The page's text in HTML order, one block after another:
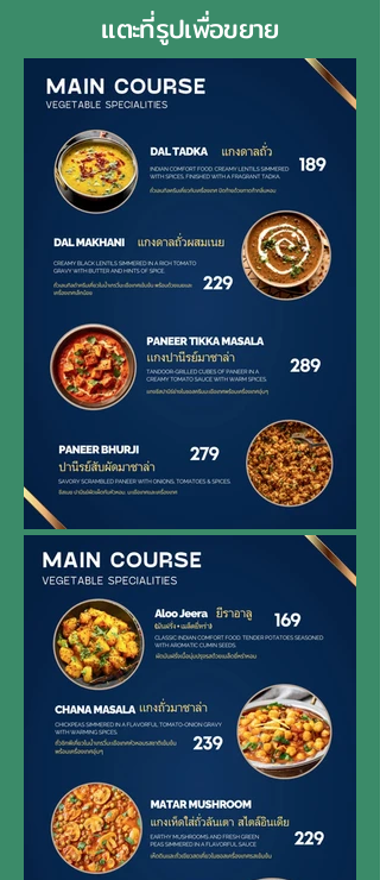
แตะที่รูปเพื่อขยาย